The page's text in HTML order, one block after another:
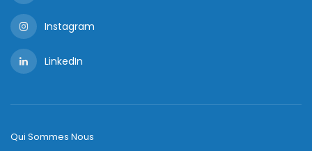
Instagram
LinkedIn
Qui Sommes Nous